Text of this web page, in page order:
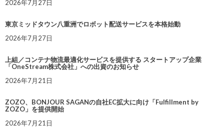
2026年7月27日
東京ミッドタウン八重洲でロボット配送サービスを本格始動
2026年7月27日
上組／コンテナ物流最適化サービスを提供する スタートアップ企業
「OneStream株式会社」への出資のお知らせ
2026年7月21日
ZOZO、BONJOUR SAGANの自社EC拡大に向け「Fulfillment by
ZOZO」を提供開始
2026年7月21日